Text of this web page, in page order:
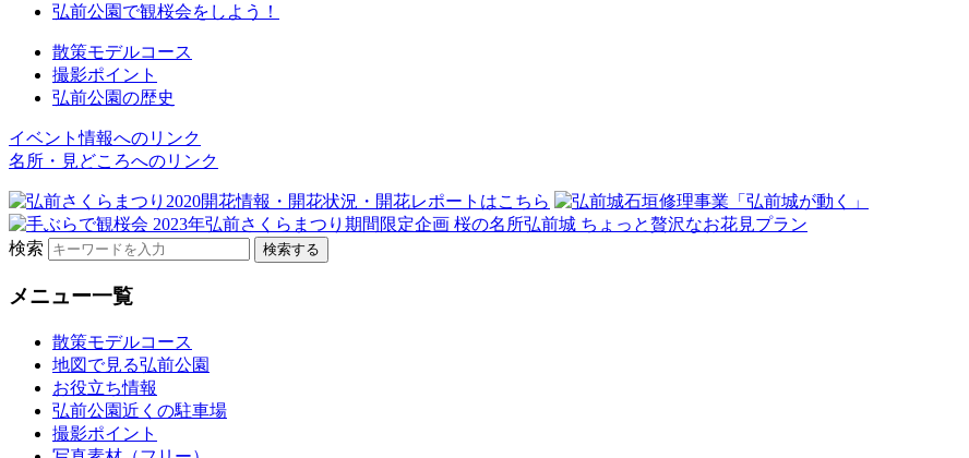
弘前公園で観桜会をしよう！
散策モデルコース
撮影ポイント
弘前公園の歴史
イベント情報へのリンク
名所・見どころへのリンク
検索
メニュー一覧
散策モデルコース
地図で見る弘前公園
お役立ち情報
弘前公園近くの駐車場
撮影ポイント